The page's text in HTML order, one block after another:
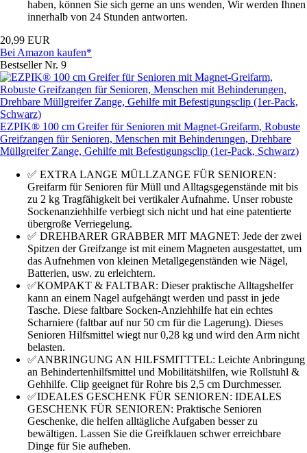
haben, können Sie sich gerne an uns wenden, Wir werden Ihnen
innerhalb von 24 Stunden antworten.
20,99 EUR
Bei Amazon kaufen*
Bestseller Nr. 9
EZPIK® 100 cm Greifer für Senioren mit Magnet-Greifarm, Robuste
Greifzangen für Senioren, Menschen mit Behinderungen, Drehbare
Müllgreifer Zange, Gehilfe mit Befestigungsclip (1er-Pack, Schwarz)
✅ EXTRA LANGE MÜLLZANGE FÜR SENIOREN:
Greifarm für Senioren für Müll und Alltagsgegenstände mit bis
zu 2 kg Tragfähigkeit bei vertikaler Aufnahme. Unser robuste
Sockenanziehhilfe verbiegt sich nicht und hat eine patentierte
übergroße Verriegelung.
✅ DREHBARER GRABBER MIT MAGNET: Jede der zwei
Spitzen der Greifzange ist mit einem Magneten ausgestattet, um
das Aufnehmen von kleinen Metallgegenständen wie Nägel,
Batterien, usw. zu erleichtern.
✅KOMPAKT & FALTBAR: Dieser praktische Alltagshelfer
kann an einem Nagel aufgehängt werden und passt in jede
Tasche. Diese faltbare Socken-Anziehhilfe hat ein echtes
Scharniere (faltbar auf nur 50 cm für die Lagerung). Dieses
Senioren Hilfsmittel wiegt nur 0,28 kg und wird den Arm nicht
belasten.
✅ANBRINGUNG AN HILFSMITTTEL: Leichte Anbringung
an Behindertenhilfsmittel und Mobilitätshilfen, wie Rollstuhl &
Gehhilfe. Clip geeignet für Rohre bis 2,5 cm Durchmesser.
✅IDEALES GESCHENK FÜR SENIOREN: IDEALES
GESCHENK FÜR SENIOREN: Praktische Senioren
Geschenke, die helfen alltägliche Aufgaben besser zu
bewältigen. Lassen Sie die Greifklauen schwer erreichbare
Dinge für Sie aufheben.